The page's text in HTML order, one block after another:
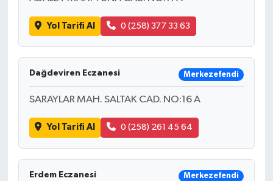
Yol Tarifi Al 0 (258) 377 33 63
Dağdeviren Eczanesi Merkezefendi
SARAYLAR MAH. SALTAK CAD. NO:16 A
Yol Tarifi Al 0 (258) 261 45 64
Erdem Eczanesi Merkezefendi
TEKNOLOJİ
YAŞAM